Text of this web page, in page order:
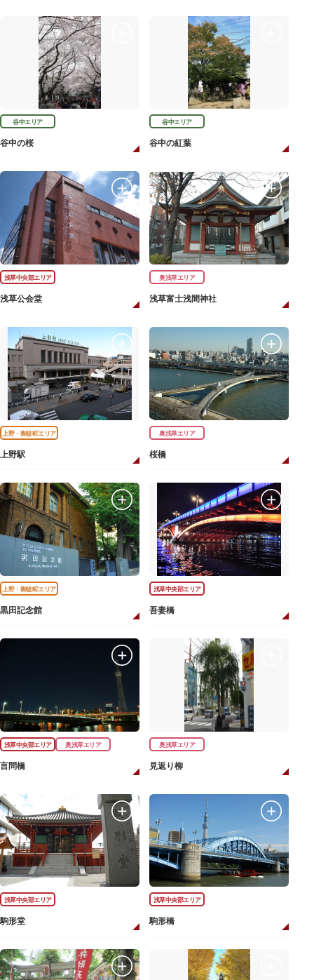
谷中エリア
谷中の桜
谷中エリア
谷中の紅葉
浅草中央部エリア
浅草公会堂
奥浅草エリア
浅草富士浅間神社
上野・御徒町エリア
上野駅
奥浅草エリア
桜橋
上野・御徒町エリア
黒田記念館
浅草中央部エリア
吾妻橋
浅草中央部エリア 奥浅草エリア
言問橋
奥浅草エリア
見返り柳
浅草中央部エリア
駒形堂
浅草中央部エリア
駒形橋